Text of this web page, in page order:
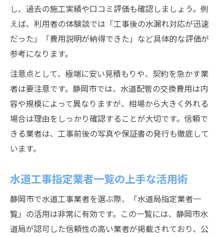
し、過去の施工実績や口コミ評価も確認しましょう。例
えば、利用者の体験談では「工事後の水漏れ対応が迅速
だった」「費用説明が納得できた」など具体的な評価が
参考になります。
注意点として、極端に安い見積もりや、契約を急かす業
者は要注意です。静岡市では、水道配管の交換費用は内
容や規模によって異なりますが、相場から大きく外れる
場合は理由をしっかり確認することが大切です。信頼で
きる業者は、工事前後の写真や保証書の発行も徹底して
います。
水道工事指定業者一覧の上手な活用術
静岡市で水道工事業者を選ぶ際、「水道局指定業者一
覧」の活用は非常に有効です。この一覧には、静岡市水
道局が認可した信頼性の高い業者が掲載されており、公